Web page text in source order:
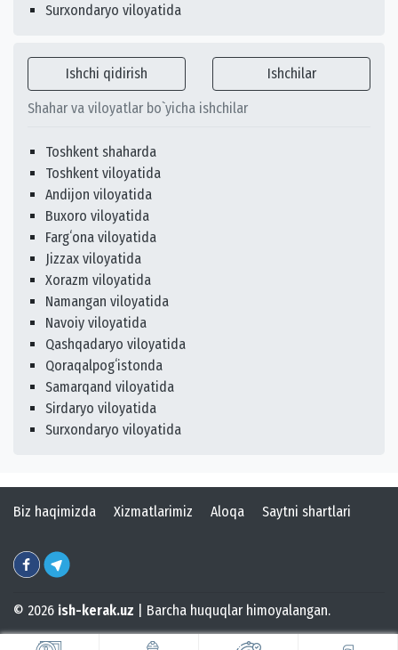
Surxondaryo viloyatida
Ishchi qidirish Ishchilar
Shahar va viloyatlar bo`yicha ishchilar
Toshkent shaharda
Toshkent viloyatida
Andijon viloyatida
Buxoro viloyatida
Fargʻona viloyatida
Jizzax viloyatida
Xorazm viloyatida
Namangan viloyatida
Navoiy viloyatida
Qashqadaryo viloyatida
Qoraqalpogʻistonda
Samarqand viloyatida
Sirdaryo viloyatida
Surxondaryo viloyatida
Biz haqimizda Xizmatlarimiz Aloqa Saytni shartlari
© 2026 ish-kerak.uz | Barcha huquqlar himoyalangan.